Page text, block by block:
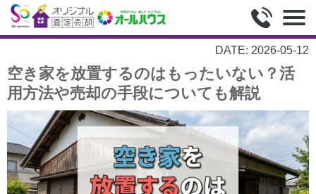
DATE: 2026-05-12
空き家を放置するのはもったいない？活
用方法や売却の手段についても解説